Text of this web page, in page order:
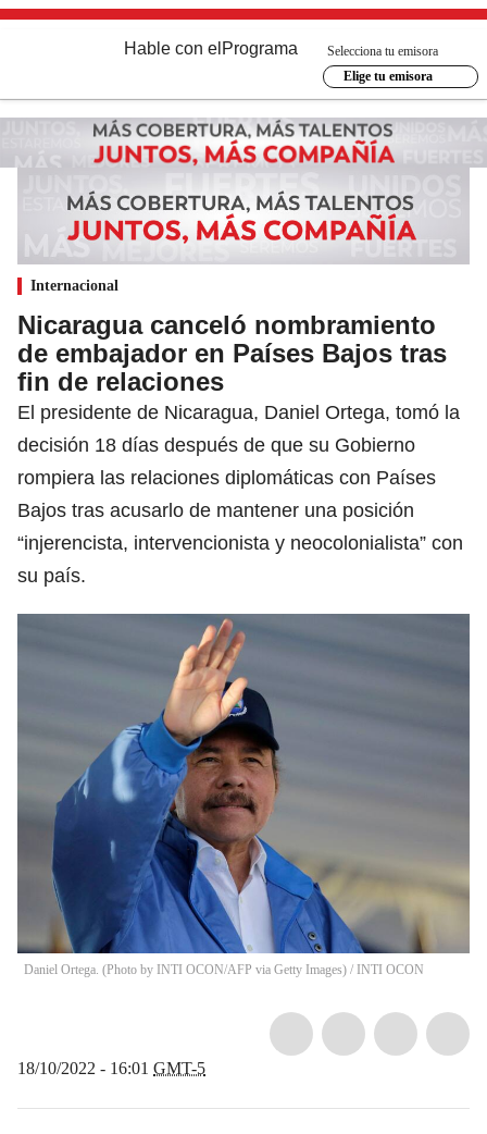
Hable con el Programa
Selecciona tu emisora
Elige tu emisora
Internacional
Nicaragua canceló nombramiento
de embajador en Países Bajos tras
fin de relaciones
El presidente de Nicaragua, Daniel Ortega, tomó la
decisión 18 días después de que su Gobierno
rompiera las relaciones diplomáticas con Países
Bajos tras acusarlo de mantener una posición
“injerencista, intervencionista y neocolonialista” con
su país.
Daniel Ortega. (Photo by INTI OCON/AFP via Getty Images) / INTI OCON
18/10/2022 - 16:01 GMT-5